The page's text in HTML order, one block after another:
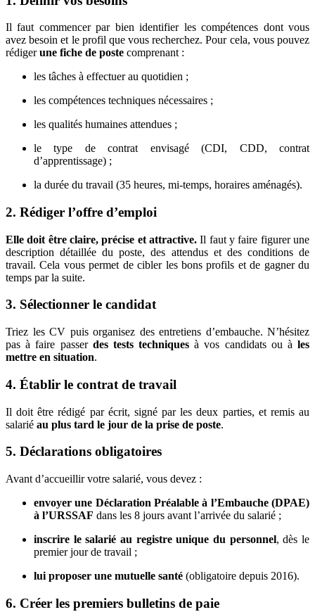
Il faut commencer par bien identifier les compétences dont vous
avez besoin et le profil que vous recherchez. Pour cela, vous pouvez
rédigerune fiche de poste comprenant :
les tâches à effectuer au quotidien ;
les compétences techniques nécessaires ;
les qualités humaines attendues ;
le type de contrat envisagé (CDI, CDD, contrat
d’apprentissage) ;
la durée du travail (35 heures, mi-temps, horaires aménagés).
2. Rédiger l’offre d’emploi
Elle doit être claire, précise et attractive.Il faut y faire figurer une
description détaillée du poste, des attendus et des conditions de
travail. Cela vous permet de cibler les bons profils et de gagner du
temps par la suite.
3. Sélectionner le candidat
Triez les CV puis organisez des entretiens d’embauche. N’hésitez
pas à faire passer des tests techniques à vos candidats ou àles
mettre en situation.
4. Établir le contrat de travail
Il doit être rédigé par écrit, signé par les deux parties, et remis au
salarié au plus tard le jour de la prise de poste.
5. Déclarations obligatoires
Avant d’accueillir votre salarié, vous devez :
envoyer une Déclaration Préalable à l’Embauche (DPAE)
à l’URSSAF dans les 8 jours avant l’arrivée du salarié ;
inscrire le salarié au registre unique du personnel, dès le
premier jour de travail ;
lui proposer une mutuelle santé (obligatoire depuis 2016).
6. Créer les premiers bulletins de paie